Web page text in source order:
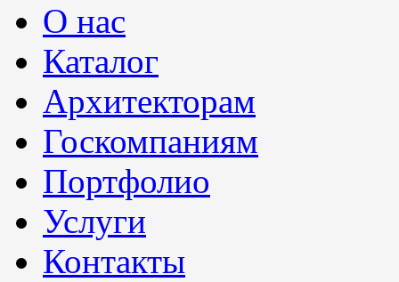
О нас
Каталог
Архитекторам
Госкомпаниям
Портфолио
Услуги
Контакты